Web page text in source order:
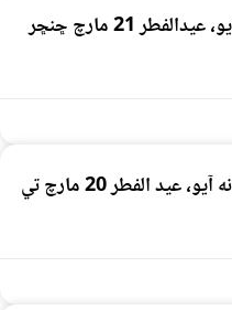
پاڪستان ۾ شوال جو چنڊ نظر نه آيو، عيدالفطر 21 مارچ ڇنڇر
سعودي عرب ۾ شوال جو چنڊ نظر نه آيو، عيد الفطر 20 مارچ تي